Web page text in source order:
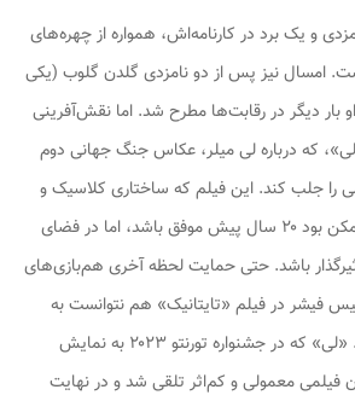
و یک برد در کارنامه‌اش، همواره از چهره‌های
امسال نیز پس از دو نامزدی گلدن گلوب (یکی
بار دیگر در رقابت‌ها مطرح شد. اما نقش‌آفرینی
که درباره لی میلر، عکاس جنگ جهانی دوم
را جلب کند. این فیلم که ساختاری کلاسیک و
روایتی معمولی داشت، ممکن بود ۲۰ سال پیش موفق باشد، اما در فضای
باشد. حتی حمایت لحظه آخری هم‌بازی‌های
فیشر در فیلم «تایتانیک» هم نتوانست به
نجات این فیلم کمک کند. «لی» که در جشنواره تورنتو ۲۰۲۳ به نمایش
فیلمی معمولی و کم‌اثر تلقی شد و در نهایت